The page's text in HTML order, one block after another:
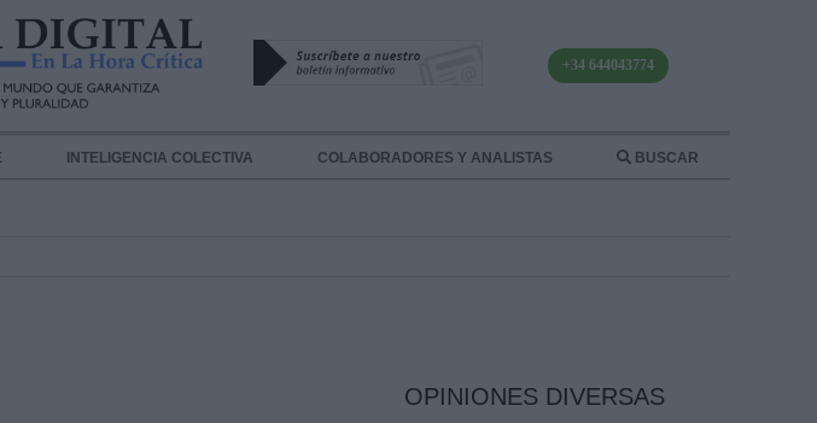
+34 644043774
INTELIGENCIA COLECTIVA COLABORADORES Y ANALISTAS BUSCAR
OPINIONES DIVERSAS